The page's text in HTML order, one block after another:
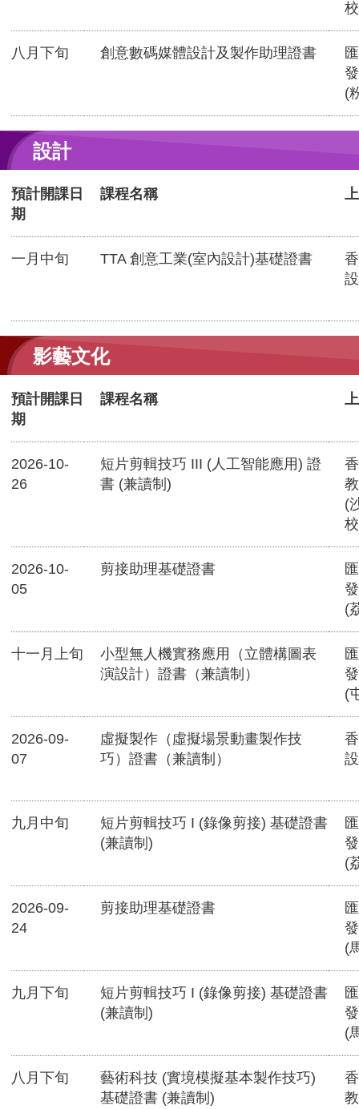
八月下旬 創意數碼媒體設計及製作助理證書
(
設計
預計開課日
期
課程名稱
一月中旬 TTA 創意工業(室內設計)基礎證書
影藝文化
預計開課日
期
課程名稱
2026-10-
26
短片剪輯技巧 III (人工智能應用) 證
書 (兼讀制)
(
2026-10-
05
剪接助理基礎證書
(
十一月上旬
小型無人機實務應用（立體構圖表
演設計）證書（兼讀制）
(
2026-09-
07
虛擬製作（虛擬場景動畫製作技
巧）證書（兼讀制）
九月中旬
短片剪輯技巧 I (錄像剪接) 基礎證書
(兼讀制)
(
2026-09-
24
剪接助理基礎證書
(
九月下旬
短片剪輯技巧 I (錄像剪接) 基礎證書
(兼讀制)
(
八月下旬
藝術科技 (實境模擬基本製作技巧)
基礎證書 (兼讀制)